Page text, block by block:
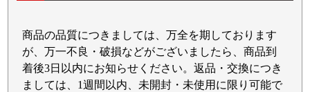
商品の品質につきましては、万全を期しております
が、万一不良・破損などがございましたら、商品到
着後3日以内にお知らせください。返品・交換につき
ましては、1週間以内、未開封・未使用に限り可能で